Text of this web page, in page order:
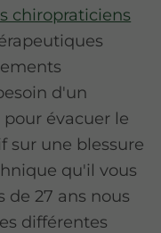
chiropraticiens
d'un
évacuer le
sur une blessure
qu'il vous
de 27 ans nous
différentes